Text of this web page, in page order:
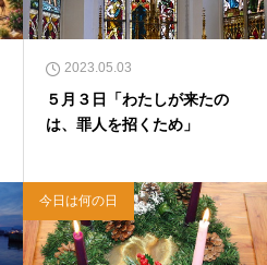
2023.05.03
５月３日「わたしが来たの
は、罪人を招くため」
今日は何の日